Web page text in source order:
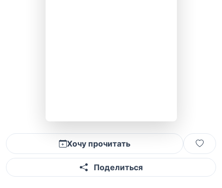
Хочу прочитать
Поделиться